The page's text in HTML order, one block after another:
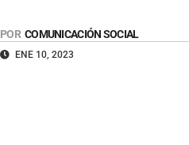
POR COMUNICACIÓN SOCIAL
ENE 10, 2023